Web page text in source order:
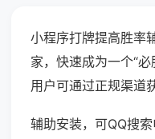
小程序打牌提高胜率
家，快速成为一个“
用户可通过正规渠道
辅助安装，可QQ搜